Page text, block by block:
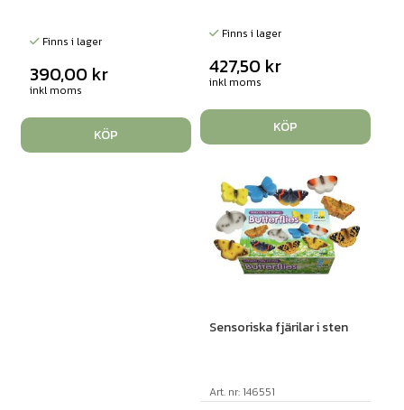
Finns i lager
390,00 kr
inkl moms
KÖP
Finns i lager
427,50 kr
inkl moms
KÖP
Sensoriska fjärilar i sten
Art. nr: 146551